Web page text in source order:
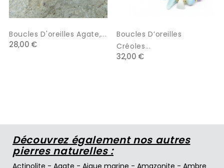
Boucles D'oreilles Agate,...
28,00 €
Boucles D’oreilles
Créoles...
32,00 €
Découvrez également nos autres
pierres naturelles :